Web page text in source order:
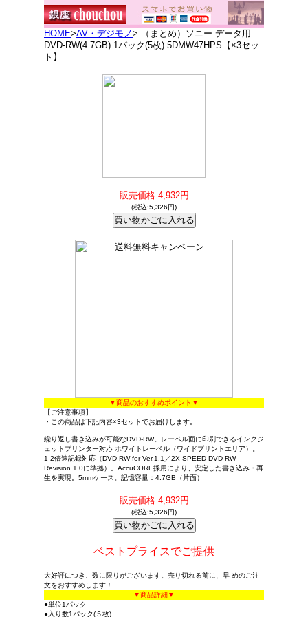
HOME>AV・デジモノ> （まとめ）ソニー データ用
DVD-RW(4.7GB) 1パック(5枚) 5DMW47HPS【×3セッ
ト】
販売価格:4,932円
(税込:5,326円)
▼商品のおすすめポイント▼
【ご注意事項】
・この商品は下記内容×3セットでお届けします。
繰り返し書き込みが可能なDVD-RW。レーベル面に印刷できるインクジ
ェットプリンター対応 ホワイトレーベル（ワイドプリントエリア）。
1-2倍速記録対応（DVD-RW for Ver.1.1／2X-SPEED DVD-RW
Revision 1.0に準拠）。AccuCORE採用により、安定した書き込み・再
生を実現。5mmケース。記憶容量：4.7GB（片面）
販売価格:4,932円
(税込:5,326円)
ベストプライスでご提供
大好評につき、数に限りがございます。売り切れる前に、早 めのご注
文をおすすめします！
▼商品詳細▼
●単位1パック
●入り数1パック(５枚)